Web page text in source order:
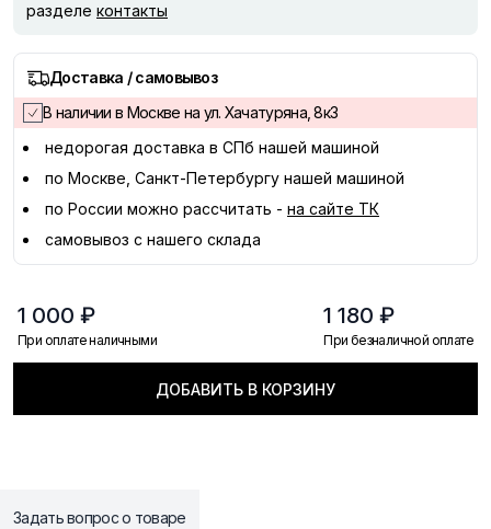
разделе контакты
Доставка / самовывоз
В наличии в Москве на ул. Хачатуряна, 8к3
недорогая доставка в СПб нашей машиной
по Москве, Санкт-Петербургу нашей машиной
по России можно рассчитать - на сайте ТК
самовывоз с нашего склада
1 000 ₽
При оплате наличными
1 180 ₽
При безналичной оплате
ДОБАВИТЬ В КОРЗИНУ
Задать вопрос о товаре